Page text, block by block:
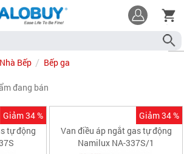
Bếp Bếp ga
đang bán
tự động
Giảm 34 %
Van điều áp ngắt gas tự động
Namilux NA-337S/1
Giảm 34 %